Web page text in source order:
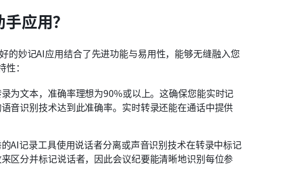
应用？
的妙记AI应用结合了先进功能与易用性，能够无缝融入您
：
为文本，准确率理想为90%或以上。这确保您能实时记
音识别技术达到此准确率。实时转录还能在通话中提供
AI记录工具使用说话者分离或声音识别技术在转录中标记
区分并标记说话者，因此会议纪要能清晰地识别每位参